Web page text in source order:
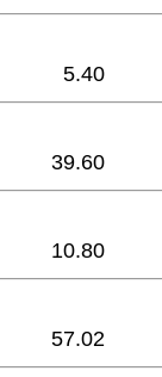
5.40
39.60
10.80
57.02